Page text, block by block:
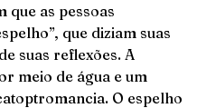
que as pessoas
que diziam suas
suas reflexões. A
meio de água e um
O espelho